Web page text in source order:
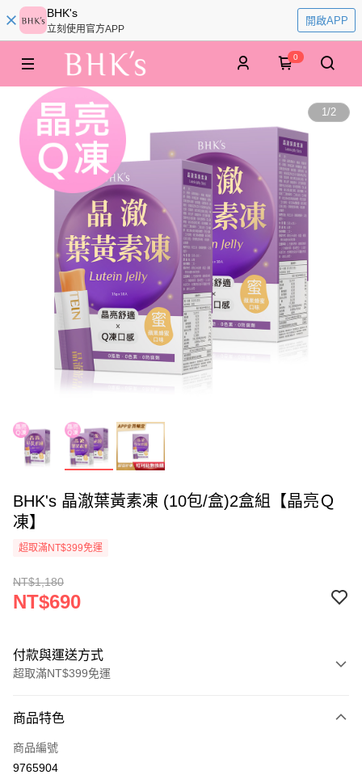
BHK's
立刻使用官方APP
開啟APP
0
1/2
BHK's 晶澈葉黃素凍 (10包/盒)2盒組【晶亮Ｑ
凍】
超取滿NT$399免運
NT$1,180
NT$690
付款與運送方式
超取滿NT$399免運
信用卡一次付款
信用卡分期付款
商品特色
商品編號
9765904